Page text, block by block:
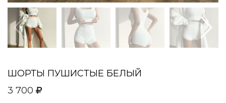
ШОРТЫ ПУШИСТЫЕ БЕЛЫЙ
3 700